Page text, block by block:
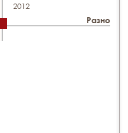
2012
Разно